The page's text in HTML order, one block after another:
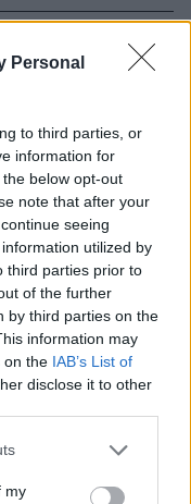
Personal
to third parties, or
information for
below opt-out
note that after your
seeing
utilized by
third parties prior to
of the further
by third parties on the
information may
on the IAB’s List of
disclose it to other
or more Google
You may click to
my
στο τροχαίο
το ΙΧ τους
Ελλάδα
του
Τετάρτη
τα ζώδια θα
το προζύμι, τη
Μυκόνου με